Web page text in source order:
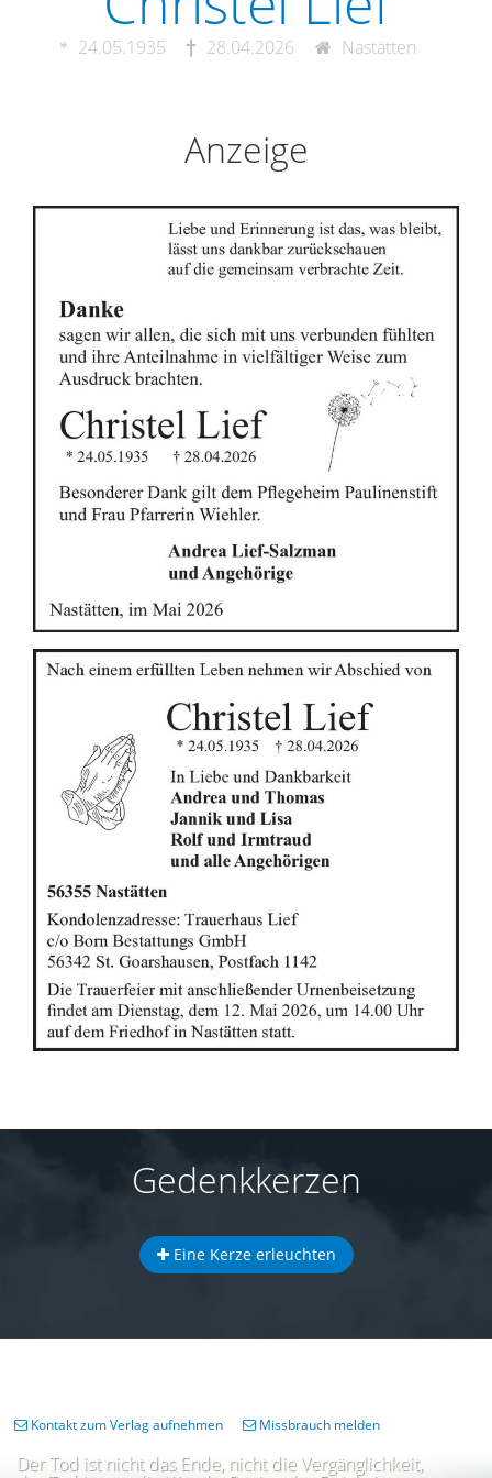
24.05.1935 28.04.2026 Nastätten
Anzeige
Gedenkkerzen
Eine Kerze erleuchten
Der Tod ist nicht das Ende, nicht die Vergänglichkeit,
Kontakt zum Verlag aufnehmen Missbrauch melden